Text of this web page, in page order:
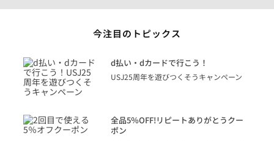
今注目のトピックス
d払い・dカードで行こう！
USJ25周年を遊びつくそうキャンペーン
全品5％OFF!リピートありがとうクー
ポン